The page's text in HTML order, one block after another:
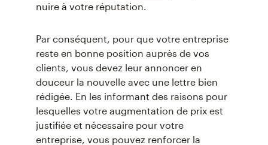
nuire à votre réputation.
Par conséquent, pour que votre entreprise
reste en bonne position auprès de vos
clients, vous devez leur annoncer en
douceur la nouvelle avec une lettre bien
rédigée. En les informant des raisons pour
lesquelles votre augmentation de prix est
justifiée et nécessaire pour votre
entreprise, vous pouvez renforcer la